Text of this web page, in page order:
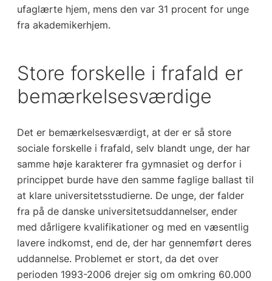
ufaglærte hjem, mens den var 31 procent for unge
fra akademikerhjem.
Store forskelle i frafald er
bemærkelsesværdige
Det er bemærkelsesværdigt, at der er så store
sociale forskelle i frafald, selv blandt unge, der har
samme høje karakterer fra gymnasiet og derfor i
princippet burde have den samme faglige ballast til
at klare universitetsstudierne. De unge, der falder
fra på de danske universitetsuddannelser, ender
med dårligere kvalifikationer og med en væsentlig
lavere indkomst, end de, der har gennemført deres
uddannelse. Problemet er stort, da det over
perioden 1993-2006 drejer sig om omkring 60.000